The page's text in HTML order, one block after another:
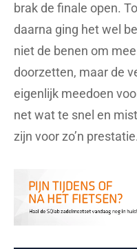
brak de finale open.
daarna ging het wel
niet de benen om
doorzetten, maar de
eigenlijk meedoen
net wat te snel en
zijn voor zo’n